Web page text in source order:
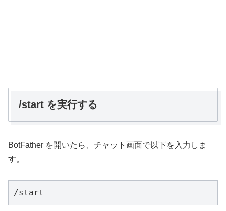
/start を実行する
BotFather を開いたら、チャット画面で以下を入力しま
す。
/start